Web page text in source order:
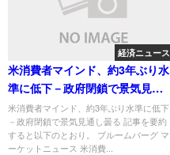
経済ニュース
米消費者マインド、約3年ぶり水
準に低下－政府閉鎖で景気見通
し曇る
米消費者マインド、約3年ぶり水準に低下
－政府閉鎖で景気見通し曇る 記事を要約
すると以下のとおり。 ブルームバーグ マ
ーケットニュース 米消費...